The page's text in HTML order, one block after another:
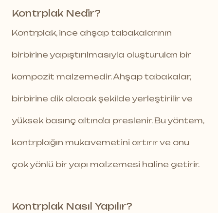
Kontrplak Nedir?
Kontrplak, ince ahşap tabakalarının
birbirine yapıştırılmasıyla oluşturulan bir
kompozit malzemedir. Ahşap tabakalar,
birbirine dik olacak şekilde yerleştirilir ve
yüksek basınç altında preslenir. Bu yöntem,
kontrplağın mukavemetini artırır ve onu
çok yönlü bir yapı malzemesi haline getirir.
Kontrplak Nasıl Yapılır?